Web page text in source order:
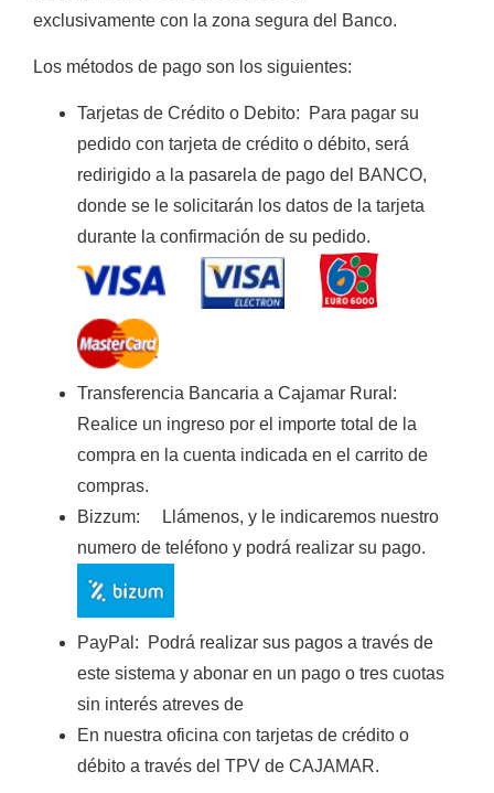
exclusivamente con la zona segura del Banco.
Los métodos de pago son los siguientes:
Tarjetas de Crédito o Debito:
Para pagar su
pedido con tarjeta de crédito o débito, será
redirigido a la pasarela de pago del BANCO,
donde se le solicitarán los datos de la tarjeta
durante la confirmación de su pedido.
Transferencia Bancaria a Cajamar Rura l:
Realice un ingreso por el importe total de la
compra en la cuenta indicada en el carrito de
compras.
Bizzum:
Llámenos, y le indicaremos nuestro
numero de teléfono y podrá realizar su pago.
PayPal:
Podrá realizar sus pagos a través de
este sistema y abonar en un pago o tres cuotas
sin interés atreves de
En nuestra oficina con tarjetas de crédito o
débito a través del TPV de CAJAMAR.